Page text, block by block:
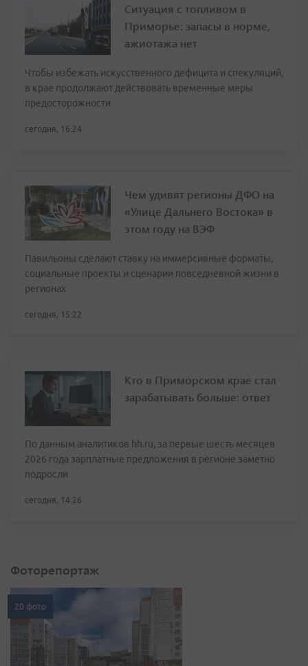
Ситуация с топливом в
Приморье: запасы в норме,
ажиотажа нет
Чтобы избежать искусственного дефицита и спекуляций,
в крае продолжают действовать временные меры
предосторожности
сегодня, 16:24
Чем удивят регионы ДФО на
«Улице Дальнего Востока» в
этом году на ВЭФ
Павильоны сделают ставку на иммерсивные форматы,
социальные проекты и сценарии повседневной жизни в
регионах
сегодня, 15:22
Кто в Приморском крае стал
зарабатывать больше: ответ
По данным аналитиков hh.ru, за первые шесть месяцев
2026 года зарплатные предложения в регионе заметно
подросли
сегодня, 14:26
Фоторепортаж
20 фото